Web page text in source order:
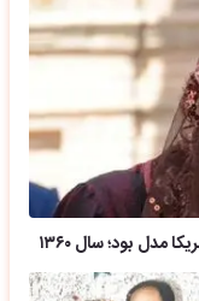
مدل بود؛ سال ۱۳۶۰